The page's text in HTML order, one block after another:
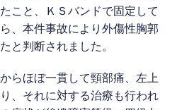
こと、ＫＳバンドで固定して
、本件事故により外傷性胸郭
と判断されました。
らほぼ一貫して頸部痛、左上
、それに対する治療も行われ